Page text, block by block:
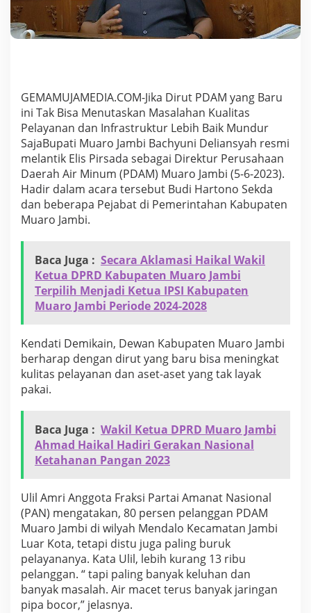
y
a
n
r
u
T
i
n
g
k
a
t
k
u
a
l
i
t
P
e
l
a
a
n
GEMAMUJAMEDIA.COM-Jika Dirut PDAM yang Baru
ini Tak Bisa Menutaskan Masalahan Kualitas
Pelayanan dan Infrastruktur Lebih Baik Mundur
SajaBupati Muaro Jambi Bachyuni Deliansyah resmi
melantik Elis Pirsada sebagai Direktur Perusahaan
Daerah Air Minum (PDAM) Muaro Jambi (5-6-2023).
Hadir dalam acara tersebut Budi Hartono Sekda
dan beberapa Pejabat di Pemerintahan Kabupaten
Muaro Jambi.
Baca Juga : Secara Aklamasi Haikal Wakil
Ketua DPRD Kabupaten Muaro Jambi
Terpilih Menjadi Ketua IPSI Kabupaten
Muaro Jambi Periode 2024-2028
Kendati Demikain, Dewan Kabupaten Muaro Jambi
berharap dengan dirut yang baru bisa meningkat
kulitas pelayanan dan aset-aset yang tak layak
pakai.
Baca Juga : Wakil Ketua DPRD Muaro Jambi
Ahmad Haikal Hadiri Gerakan Nasional
Ketahanan Pangan 2023
Ulil Amri Anggota Fraksi Partai Amanat Nasional
(PAN) mengatakan, 80 persen pelanggan PDAM
Muaro Jambi di wilyah Mendalo Kecamatan Jambi
Luar Kota, tetapi distu juga paling buruk
pelayananya. Kata Ulil, lebih kurang 13 ribu
pelanggan. “ tapi paling banyak keluhan dan
banyak masalah. Air macet terus banyak jaringan
pipa bocor,” jelasnya.